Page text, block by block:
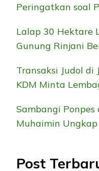
Peringatkan soal
Lalap 30 Hektare
Gunung Rinjani
Transaksi Judol di
KDM Minta
Sambangi Ponpes
Muhaimin Ungkap
Post